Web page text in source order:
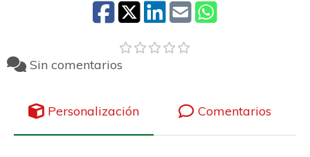
Sin comentarios
Personalización Comentarios